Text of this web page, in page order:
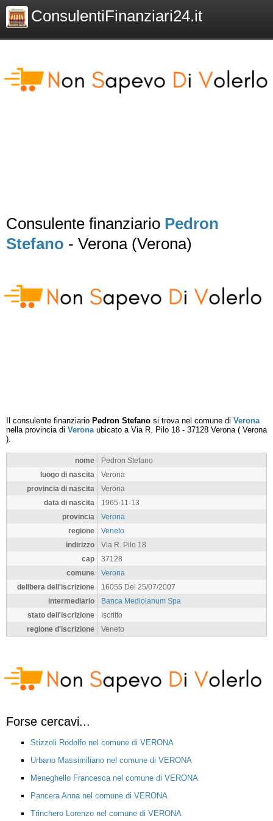
ConsulentiFinanziari24.it
Consulente finanziario Pedron
Stefano - Verona (Verona)
Il consulente finanziario Pedron Stefano si trova nel comune di Verona
nella provincia di Veronaubicato a Via R. Pilo 18 - 37128 Verona( Verona
).
nome
Pedron Stefano
luogo di nascita
Verona
provincia di nascita
Verona
data di nascita
1965-11-13
provincia
Verona
regione
Veneto
indirizzo
Via R. Pilo 18
cap
37128
comune
Verona
delibera dell'iscrizione
16055 Del 25/07/2007
intermediario
Banca Mediolanum Spa
stato dell'iscrizione
Iscritto
regione d'iscrizione
Veneto
Forse cercavi...
Stizzoli Rodolfo nel comune di VERONA
Urbano Massimiliano nel comune di VERONA
Meneghello Francesca nel comune di VERONA
Pancera Anna nel comune di VERONA
Trinchero Lorenzo nel comune di VERONA